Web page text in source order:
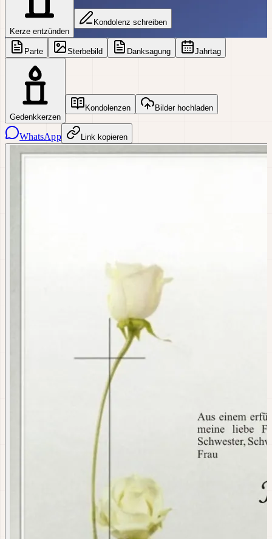
Kerze entzünden
Kondolenz schreiben
Parte Sterbebild Danksagung Jahrtag
Gedenkkerzen
Kondolenzen Bilder hochladen
WhatsApp Link kopieren